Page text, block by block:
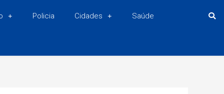
Policia Cidades Saúde